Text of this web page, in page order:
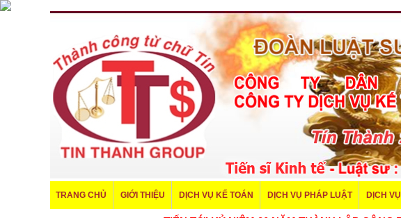
TRANG CHỦ GIỚI THIỆU DỊCH VỤ KẾ TOÁN DỊCH VỤ PHÁP LUẬT DỊCH